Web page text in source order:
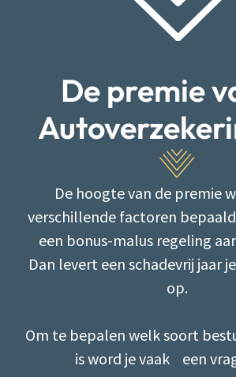
De premie
De hoogte van de premie
verschillende factoren
een bonus-malus regeling
Dan levert een schadevrij jaar
op.
Om te bepalen welk soort
is word je vaak een